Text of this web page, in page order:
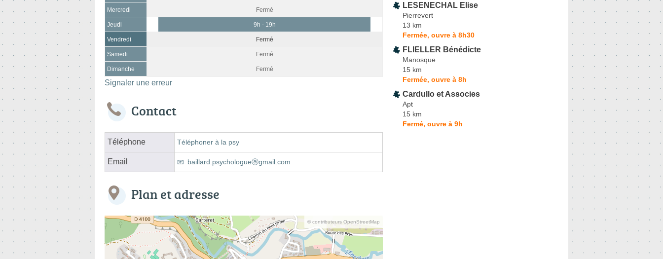
Mercredi Fermé
Jeudi 9h - 19h
Vendredi Fermé
Samedi Fermé
Dimanche Fermé
Signaler une erreur
Contact
Téléphone Téléphoner à la psy
Email baillard.psychologueⓐgmail.com
Plan et adresse
© contributeurs OpenStreetMap
LESENECHAL Elise
Pierrevert
13 km
Fermée, ouvre à 8h30
FLIELLER Bénédicte
Manosque
15 km
Fermée, ouvre à 8h
Cardullo et Associes
Apt
15 km
Fermé, ouvre à 9h